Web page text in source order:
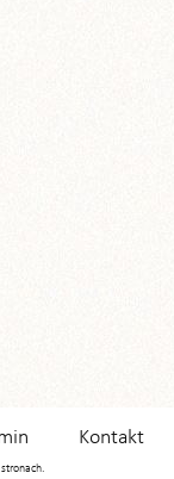
Kontakt